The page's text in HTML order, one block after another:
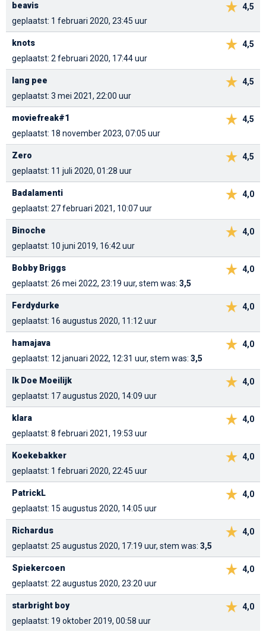
4,5
beavis
geplaatst: 1 februari 2020, 23:45 uur
4,5
knots
geplaatst: 2 februari 2020, 17:44 uur
4,5
lang pee
geplaatst: 3 mei 2021, 22:00 uur
4,5
moviefreak#1
geplaatst: 18 november 2023, 07:05 uur
4,5
Zero
geplaatst: 11 juli 2020, 01:28 uur
4,0
Badalamenti
geplaatst: 27 februari 2021, 10:07 uur
4,0
Binoche
geplaatst: 10 juni 2019, 16:42 uur
4,0
Bobby Briggs
geplaatst: 26 mei 2022, 23:19 uur, stem was: 3,5
4,0
Ferdydurke
geplaatst: 16 augustus 2020, 11:12 uur
4,0
hamajava
geplaatst: 12 januari 2022, 12:31 uur, stem was: 3,5
4,0
Ik Doe Moeilijk
geplaatst: 17 augustus 2020, 14:09 uur
4,0
klara
geplaatst: 8 februari 2021, 19:53 uur
4,0
Koekebakker
geplaatst: 1 februari 2020, 22:45 uur
4,0
PatrickL
geplaatst: 15 augustus 2020, 14:05 uur
4,0
Richardus
geplaatst: 25 augustus 2020, 17:19 uur, stem was: 3,5
4,0
Spiekercoen
geplaatst: 22 augustus 2020, 23:20 uur
4,0
starbright boy
geplaatst: 19 oktober 2019, 00:58 uur